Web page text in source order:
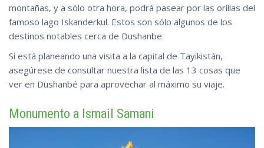
montañas, y a sólo otra hora, podrá pasear por las orillas del
famoso lago Iskanderkul. Estos son sólo algunos de los
destinos notables cerca de Dushanbe.
Si está planeando una visita a la capital de Tayikistán,
asegúrese de consultar nuestra lista de las 13 cosas que
ver en Dushanbé para aprovechar al máximo su viaje.
Monumento a Ismail Samani